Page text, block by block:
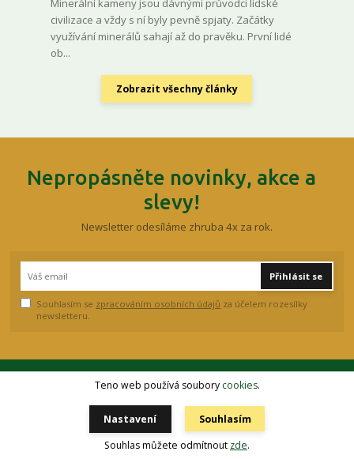
Minerální kameny jsou dávnými průvodci lidské
civilizace a vždy s ní byly pevně spjaty. Začátky
využívání minerálů sahají až do pravěku. První lidé
ob...
Zobrazit všechny články
Nepropásněte novinky, akce a
slevy!
Newsletter odesíláme zhruba 4x za rok.
Přihlásit se
Souhlasím se zpracováním osobních údajů za účelem rozesílky
newsletteru.
ONLINE PLATBY
Teno web používá soubory cookies.
Nastavení
Souhlasím
Souhlas můžete odmítnout zde.